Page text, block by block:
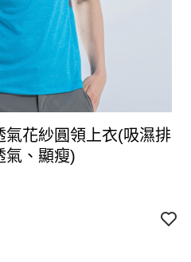
氣花紗圓領上衣(吸濕排
氣、顯瘦)